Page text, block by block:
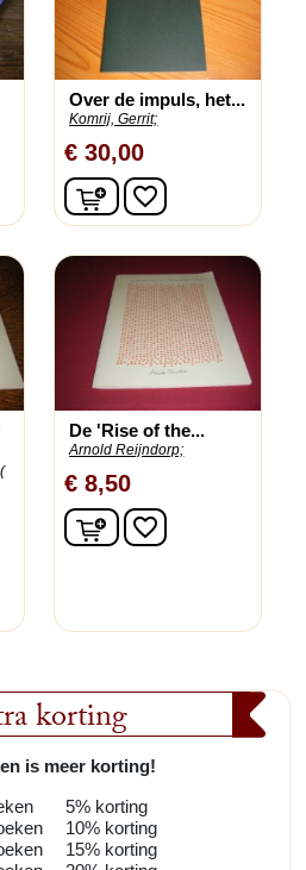
korting
is meer korting!
5% korting
10% korting
15% korting
Over de impuls, het...
Komrij, Gerrit;
€ 30,00
In winkelwagen
favorite_border
De 'Rise of the...
Arnold Reijndorp;
€ 8,50
In winkelwagen
favorite_border